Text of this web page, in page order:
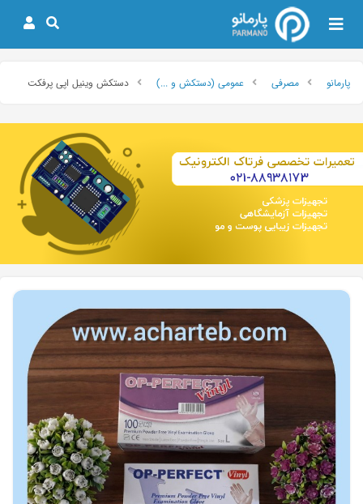
پارمانو مصرفی عمومی (دستکش و ...) دستکش وینیل اپی پرفکت